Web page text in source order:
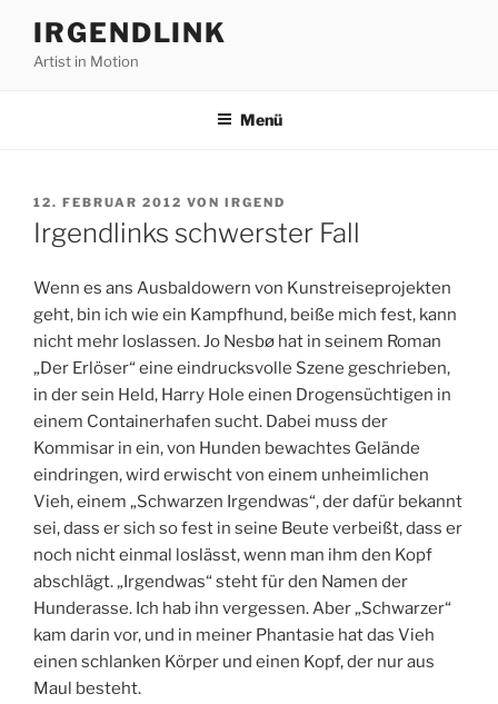
Inhalt
springen
IRGENDLINK
Artist in Motion
Menü
VERÖFFENTLICHT
AM
12. FEBRUAR 2012 VON IRGEND
Irgendlinks schwerster Fall
Wenn es ans Ausbaldowern von Kunstreiseprojekten
geht, bin ich wie ein Kampfhund, beiße mich fest, kann
nicht mehr loslassen. Jo Nesbø hat in seinem Roman
„Der Erlöser“ eine eindrucksvolle Szene geschrieben,
in der sein Held, Harry Hole einen Drogensüchtigen in
einem Containerhafen sucht. Dabei muss der
Kommisar in ein, von Hunden bewachtes Gelände
eindringen, wird erwischt von einem unheimlichen
Vieh, einem „Schwarzen Irgendwas“, der dafür bekannt
sei, dass er sich so fest in seine Beute verbeißt, dass er
noch nicht einmal loslässt, wenn man ihm den Kopf
abschlägt. „Irgendwas“ steht für den Namen der
Hunderasse. Ich hab ihn vergessen. Aber „Schwarzer“
kam darin vor, und in meiner Phantasie hat das Vieh
einen schlanken Körper und einen Kopf, der nur aus
Maul besteht.